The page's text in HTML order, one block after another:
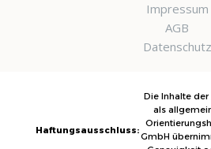
Impressum
AGB
Datenschutz
Haftungsausschluss:
Die Inhalte
als
GmbH